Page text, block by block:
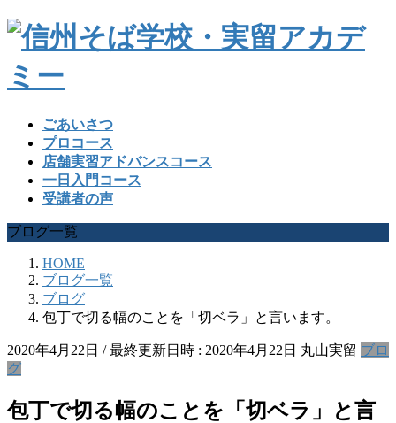
ごあいさつ
プロコース
店舗実習アドバンスコース
一日入門コース
受講者の声
ブログ一覧
HOME
ブログ一覧
ブログ
包丁で切る幅のことを「切ベラ」と言います。
2020年4月22日 / 最終更新日時 : 2020年4月22日 丸山実留 ブロ
グ
包丁で切る幅のことを「切ベラ」と言